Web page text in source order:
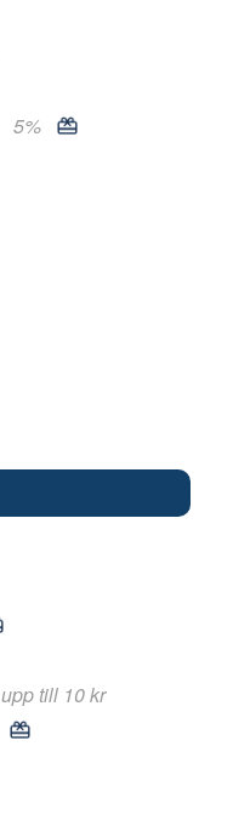
5%
upp till 10 kr